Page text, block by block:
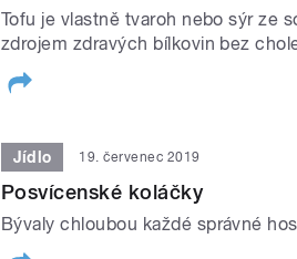
Tofu je vlastně tvaroh nebo sýr ze
zdrojem zdravých bílkovin bez
Jídlo 19. červenec 2019
Posvícenské koláčky
Bývaly chloubou každé správné